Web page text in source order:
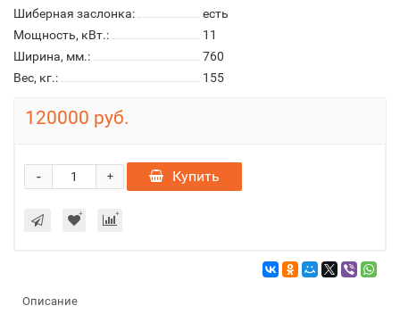
Шиберная заслонка:
есть
Мощность, кВт.:
11
Ширина, мм.:
760
Вес, кг.:
155
120000 руб.
+
- Купить
Описание